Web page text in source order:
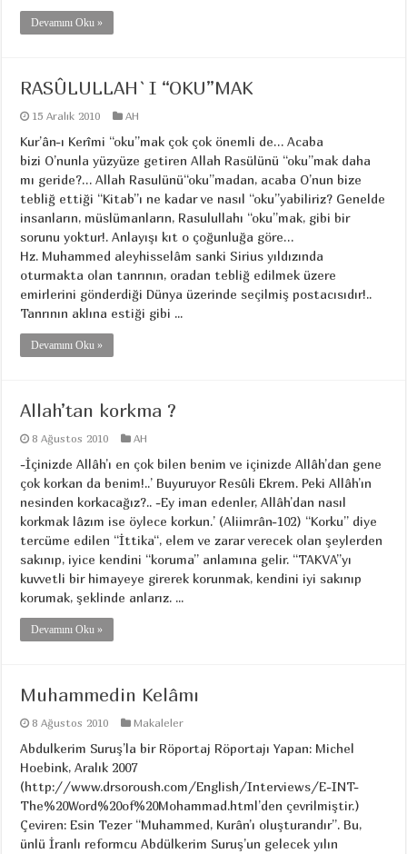
Devamını Oku »
RASÛLULLAH`I “OKU”MAK
15 Aralık 2010 AH
Kur’ân-ı Kerîmi “oku”mak çok çok önemli de… Acaba
bizi O’nunla yüzyüze getiren Allah Rasülünü “oku”mak daha
mı geride?… Allah Rasulünü“oku”madan, acaba O’nun bize
tebliğ ettiği “Kitab”ı ne kadar ve nasıl “oku”yabiliriz? Genelde
insanların, müslümanların, Rasulullahı “oku”mak, gibi bir
sorunu yoktur!. Anlayışı kıt o çoğunluğa göre…
Hz. Muhammed aleyhisselâm sanki Sirius yıldızında
oturmakta olan tanrının, oradan tebliğ edilmek üzere
emirlerini gönderdiği Dünya üzerinde seçilmiş postacısıdır!..
Tanrının aklına estiği gibi ...
Devamını Oku »
Allah’tan korkma ?
8 Ağustos 2010 AH
-İçinizde Allâh’ı en çok bilen benim ve içinizde Allâh’dan gene
çok korkan da benim!..’ Buyuruyor Resûli Ekrem. Peki Allâh’ın
nesinden korkacağız?.. -Ey iman edenler, Allâh’dan nasıl
korkmak lâzım ise öylece korkun.’ (Aliimrân-102) “Korku” diye
tercüme edilen “İttika“, elem ve zarar verecek olan şeylerden
sakınıp, iyice kendini “koruma” anlamına gelir. “TAKVA”yı
kuvvetli bir himayeye girerek korunmak, kendini iyi sakınıp
korumak, şeklinde anlarız. ...
Devamını Oku »
Muhammedin Kelâmı
8 Ağustos 2010 Makaleler
Abdulkerim Suruş’la bir Röportaj Röportajı Yapan: Michel
Hoebink, Aralık 2007
(http://www.drsoroush.com/English/Interviews/E-INT-
The%20Word%20of%20Mohammad.html’den çevrilmiştir.)
Çeviren: Esin Tezer “Muhammed, Kurân’ı oluşturandır’’. Bu,
ünlü İranlı reformcu Abdülkerim Suruş’un gelecek yılın